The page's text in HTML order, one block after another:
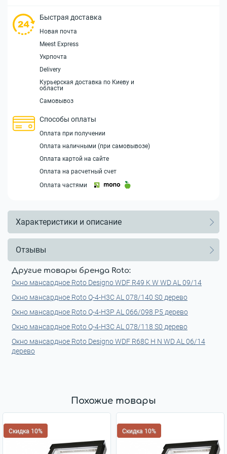
Быстрая доставка
Новая почта
Meest Express
Укрпочта
Delivery
Курьерская доставка по Киеву и
области
Самовывоз
Способы оплаты
Оплата при получении
Оплата наличными (при самовывозе)
Оплата картой на сайте
Оплата на расчетный счет
Оплата частями
Характеристики и описание
Отзывы
Другие товары бренда Roto:
Окно мансардное Roto Designo WDF R49 K W WD AL 09/14
Окно мансардное Roto Q-4-H3C AL 078/140 S0 дерево
Окно мансардное Roto Q-4-H3P AL 066/098 P5 дерево
Окно мансардное Roto Q-4-H3C AL 078/118 S0 дерево
Окно мансардное Roto Designo WDF R68С H N WD AL 06/14
дерево
Похожие товары
Скидка 10% Скидка 10%